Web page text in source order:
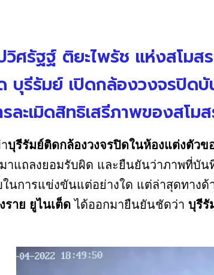
ศรัฐฐ์ ติยะไพรัช แห่งสโมส
บุรีรัมย์ เปิดกล้องวงจรปิด
ละเมิดสิทธิเสรีภาพของสโม
บุรีรัมย์ติดกล้องวงจรปิดในห้องแต่งตัวข
าแถลงยอมรับผิด และยืนยันว่าภาพที่บัน
ในการแข่งขันแต่อย่างใด แต่ล่าสุดทางด้
ราย ยูไนเต็ด ได้ออกมายืนยันชัดว่า บุรีรั